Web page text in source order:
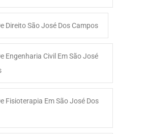
Direito São José Dos Campos
Engenharia Civil Em São José
Fisioterapia Em São José Dos